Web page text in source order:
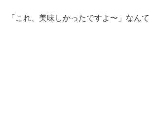
「これ、美味しかったですよ〜」なんて